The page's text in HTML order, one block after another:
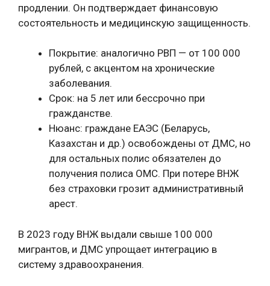
продлении. Он подтверждает финансовую
состоятельность и медицинскую защищенность.
Покрытие: аналогично РВП — от 100 000
рублей, с акцентом на хронические
заболевания.
Срок: на 5 лет или бессрочно при
гражданстве.
Нюанс: граждане ЕАЭС (Беларусь,
Казахстан и др.) освобождены от ДМС, но
для остальных полис обязателен до
получения полиса ОМС. При потере ВНЖ
без страховки грозит административный
арест.
В 2023 году ВНЖ выдали свыше 100 000
мигрантов, и ДМС упрощает интеграцию в
систему здравоохранения.